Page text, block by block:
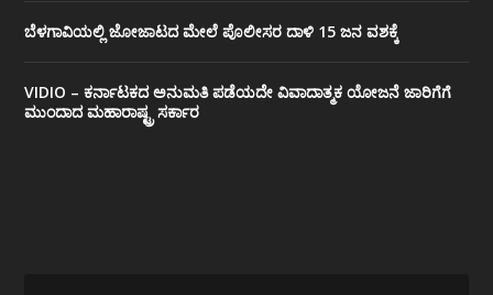
ಬೆಳಗಾವಿಯಲ್ಲಿ ಜೋಜಾಟದ ಮೇಲೆ ಪೊಲೀಸರ ದಾಳಿ 15 ಜನ ವಶಕ್ಕೆ
VIDIO – ಕರ್ನಾಟಕದ ಅನುಮತಿ ಪಡೆಯದೇ ವಿವಾದಾತ್ಮಕ ಯೋಜನೆ ಜಾರಿಗೆಗೆ
ಮುಂದಾದ ಮಹಾರಾಷ್ಟ್ರ ಸರ್ಕಾರ